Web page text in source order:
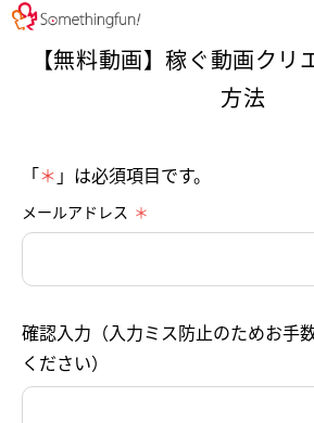
【無料動画】稼ぐ動画クリ
方法
「＊ 」は必須項目です。
メールアドレス
確認入力（入力ミス防止のためお手
ください）